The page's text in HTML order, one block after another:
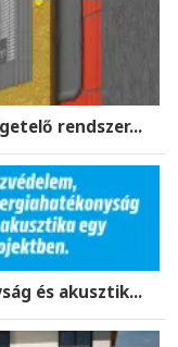
rendszer...
és akusztik...